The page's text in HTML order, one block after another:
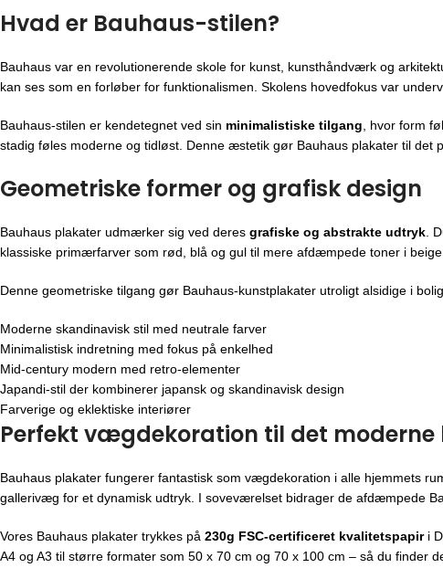
Hvad er Bauhaus-stilen?
Bauhaus var en revolutionerende skole for kunst, kunsthåndværk og
kan ses som en forløber for funktionalismen. Skolens hovedfokus var
Bauhaus-stilen er kendetegnet ved sin minimalistiske tilgang , hvor form
stadig føles moderne og tidløst. Denne æstetik gør Bauhaus plakater til det
Geometriske former og grafisk design
Bauhaus plakater udmærker sig ved deres grafiske og abstrakte udtryk .
klassiske primærfarver som rød, blå og gul til mere afdæmpede toner i
Denne geometriske tilgang gør Bauhaus-kunstplakater utroligt alsidige i
Moderne skandinavisk stil med neutrale farver
Minimalistisk indretning med fokus på enkelhed
Mid-century modern med retro-elementer
Japandi-stil der kombinerer japansk og skandinavisk design
Farverige og eklektiske interiører
Perfekt vægdekoration til det moderne
Bauhaus plakater fungerer fantastisk som vægdekoration i alle hjemmets
gallerivæg for et dynamisk udtryk. I soveværelset bidrager de afdæmpede
Vores Bauhaus plakater trykkes på 230g FSC-certificeret kvalitetspapiri
A4 og A3 til større formater som 50 x 70 cm og 70 x 100 cm – så du finder